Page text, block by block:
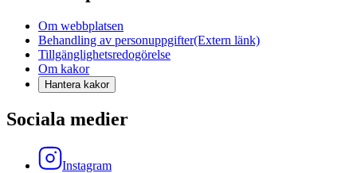
Om webbplatsen
Behandling av personuppgifter(Extern länk)
Tillgänglighetsredogörelse
Om kakor
Hantera kakor
Sociala medier
Instagram